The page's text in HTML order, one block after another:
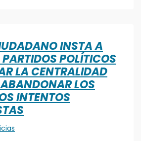
INSTA A
POLÍTICOS
LA CENTRALIDAD
LOS
INTENTOS